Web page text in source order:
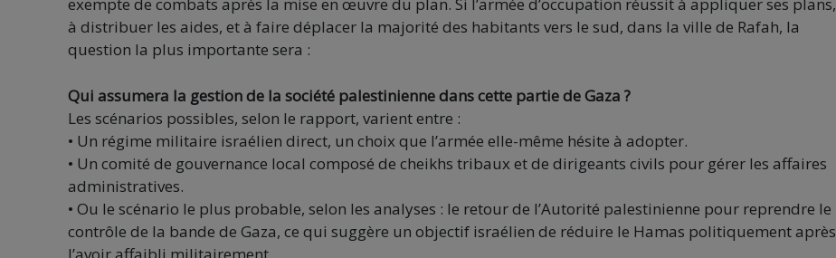
exempte de combats après la mise en œuvre du plan. Si l’armée d’occupation réussit à appliquer ses plans,
à distribuer les aides, et à faire déplacer la majorité des habitants vers le sud, dans la ville de Rafah, la
question la plus importante sera :
Qui assumera la gestion de la société palestinienne dans cette partie de Gaza ?
Les scénarios possibles, selon le rapport, varient entre :
• Un régime militaire israélien direct, un choix que l’armée elle-même hésite à adopter.
• Un comité de gouvernance local composé de cheikhs tribaux et de dirigeants civils pour gérer les affaires
administratives.
• Ou le scénario le plus probable, selon les analyses : le retour de l’Autorité palestinienne pour reprendre le
contrôle de la bande de Gaza, ce qui suggère un objectif israélien de réduire le Hamas politiquement après